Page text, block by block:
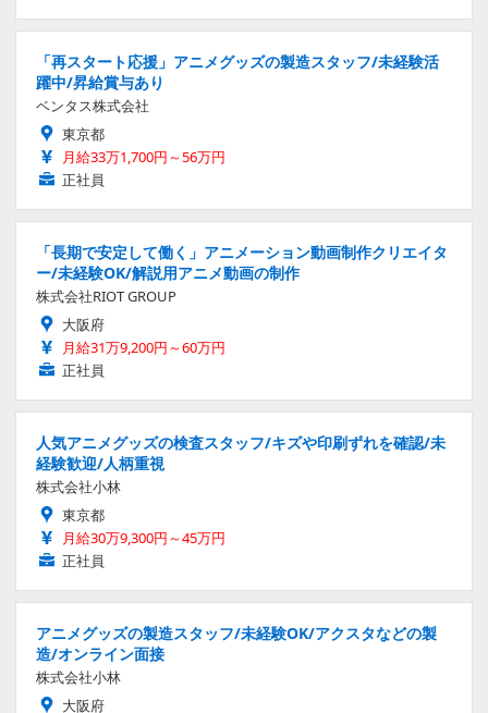
「再スタート応援」アニメグッズの製造スタッフ/未経験活
躍中/昇給賞与あり
ベンタス株式会社
東京都
月給33万1,700円～56万円
正社員
「長期で安定して働く」アニメーション動画制作クリエイタ
ー/未経験OK/解説用アニメ動画の制作
株式会社RIOT GROUP
大阪府
月給31万9,200円～60万円
正社員
人気アニメグッズの検査スタッフ/キズや印刷ずれを確認/未
経験歓迎/人柄重視
株式会社小林
東京都
月給30万9,300円～45万円
正社員
アニメグッズの製造スタッフ/未経験OK/アクスタなどの製
造/オンライン面接
株式会社小林
大阪府